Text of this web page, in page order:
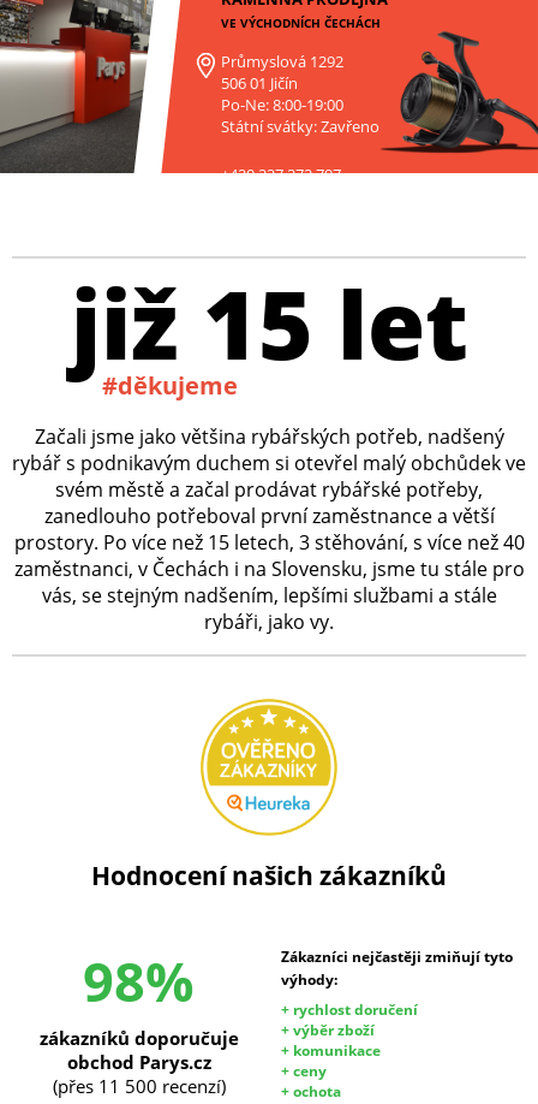
VE VÝCHODNÍCH ČECHÁCH
Průmyslová 1292
506 01 Jičín
Po-Ne: 8:00-19:00
Státní svátky: Zavřeno
+420 227 272 797
již 15 let
#děkujeme
Začali jsme jako většina rybářských potřeb, nadšený
rybář s podnikavým duchem si otevřel malý obchůdek ve
svém městě a začal prodávat rybářské potřeby,
zanedlouho potřeboval první zaměstnance a větší
prostory. Po více než 15 letech, 3 stěhování, s více než 40
zaměstnanci, v Čechách i na Slovensku, jsme tu stále pro
vás, se stejným nadšením, lepšími službami a stále
rybáři, jako vy.
Hodnocení našich zákazníků
98%
Zákazníci nejčastěji zmiňují tyto
výhody:
+ rychlost doručení
+ výběr zboží
+ komunikace
+ ceny
+ ochota
zákazníků doporučuje
obchod Parys.cz
(přes 11 500 recenzí)